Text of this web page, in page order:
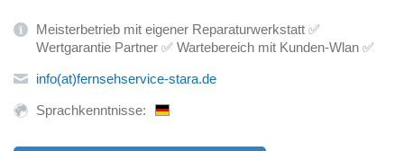
Meisterbetrieb mit eigener Reparaturwerkstatt ✅
Wertgarantie Partner ✅ Wartebereich mit Kunden-Wlan ✅
info(at)fernsehservice-stara.de
Sprachkenntnisse: